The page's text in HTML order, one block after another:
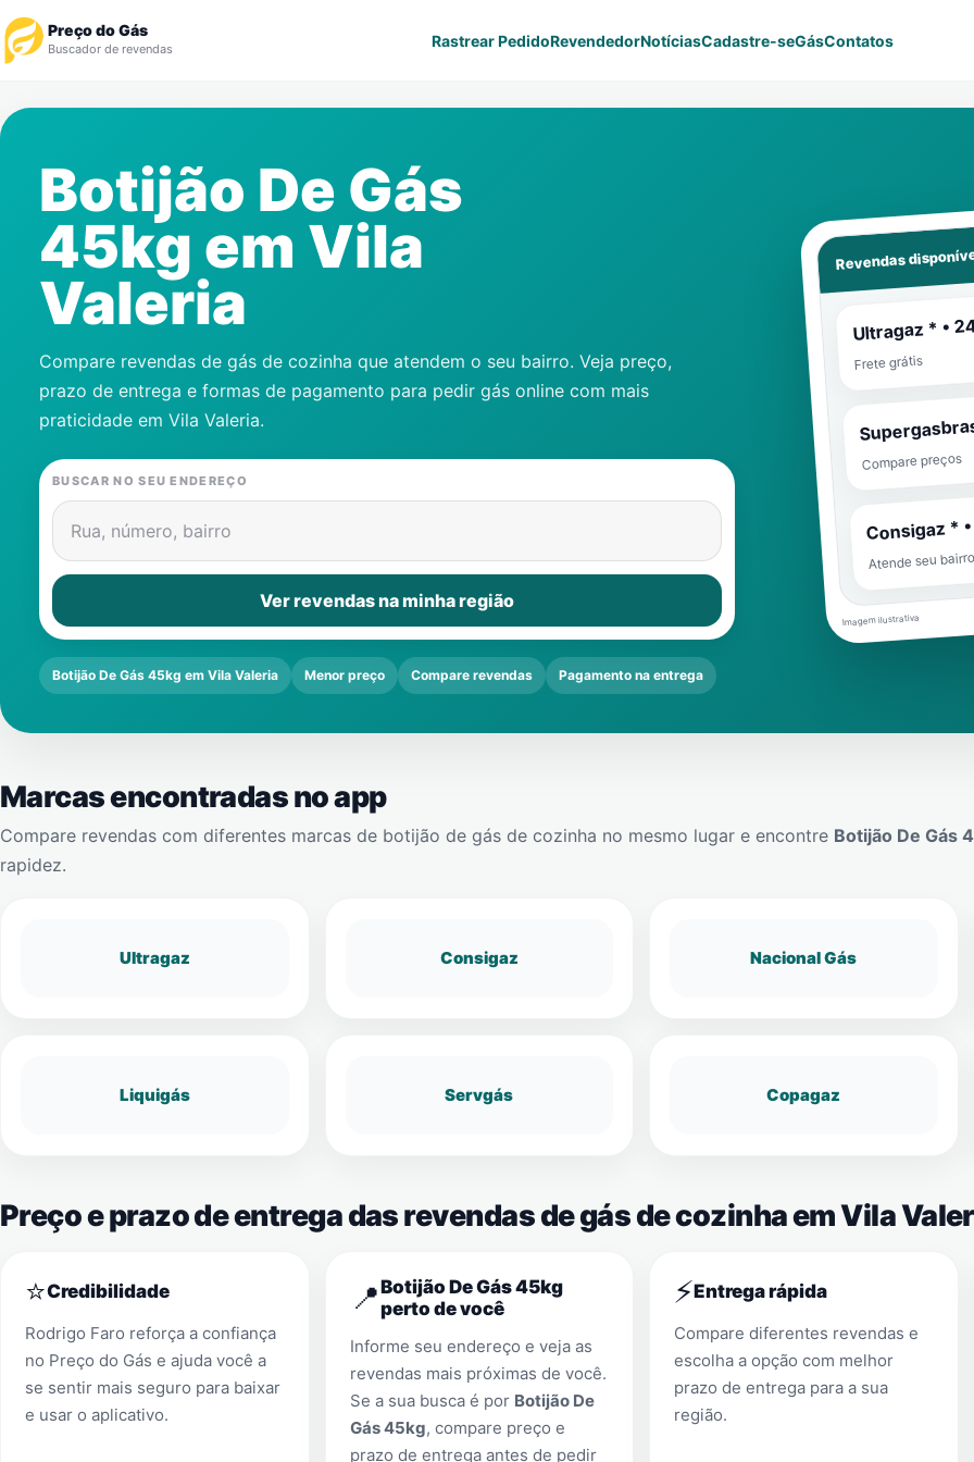
Preço do Gás
Buscador de revendas Rastrear PedidoRevendedorNotíciasCadastre-seGásContatos
Revendedor
Notícias
Cadastre-se
Contatos
Botijão De Gás
45kg em Vila
Valeria
Compare revendas de gás de cozinha que atendem o seu bairro. Veja preço,
prazo de entrega e formas de pagamento para pedir gás online com mais
praticidade em Vila Valeria.
BUSCAR NO SEU ENDEREÇO
Rua, número, bairro
Ver revendas na minha região
Botijão De Gás 45kg em Vila Valeria Menor preço Compare revendas Pagamento na entrega
Revendas
Ultragaz * •
Frete grátis
Compare preços
Consigaz *
Atende seu
Imagem ilustrativa
Marcas encontradas no app
Compare revendas com diferentes marcas de botijão de gás de cozinha no mesmo lugar e encontre Botijão De Gás
rapidez.
Ultragaz Consigaz Nacional Gás
Liquigás Servgás Copagaz
Preço e prazo de entrega das revendas de gás de cozinha em Vila
⭐Credibilidade
Rodrigo Faro reforça a confiança
no Preço do Gás e ajuda você a
se sentir mais seguro para baixar
e usar o aplicativo.
📍Botijão De Gás 45kg
perto de você
Informe seu endereço e veja as
revendas mais próximas de você.
Se a sua busca é por Botijão De
Gás 45kg, compare preço e
prazo de entrega antes de pedir
⚡Entrega rápida
Compare diferentes revendas e
escolha a opção com melhor
prazo de entrega para a sua
região.